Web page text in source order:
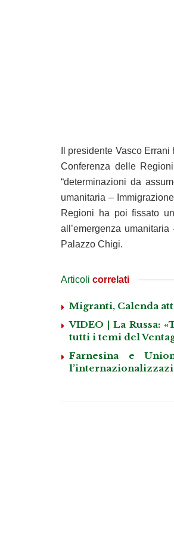
Il presidente Vasco
Conferenza delle
“determinazioni da
umanitaria –
Regioni ha poi fissato
all’emergenza
Palazzo Chigi.
Articoli correlati
Migranti, Calenda
VIDEO | La Russa:
tutti i temi del
Farnesina e